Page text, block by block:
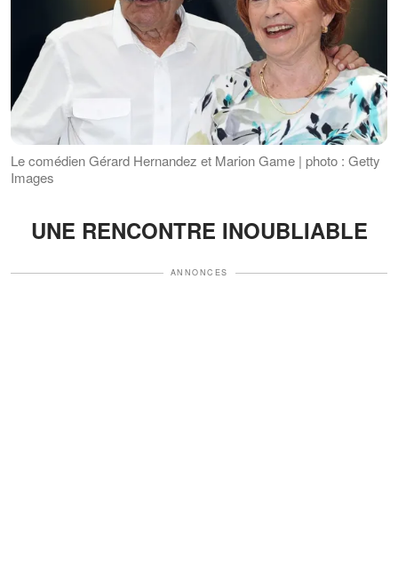
Le comédien Gérard Hernandez et Marion Game | photo : Getty
Images
UNE RENCONTRE INOUBLIABLE
ANNONCES